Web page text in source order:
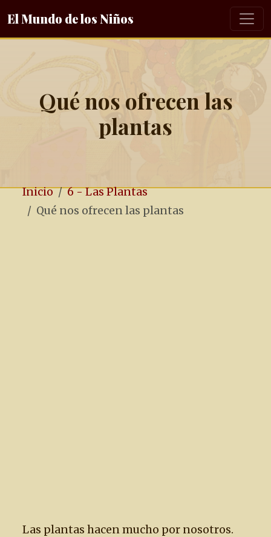
El Mundo de los Niños
Qué nos ofrecen las
plantas
Inicio
6 - Las Plantas
Qué nos ofrecen las plantas
Las plantas hacen mucho por nosotros.